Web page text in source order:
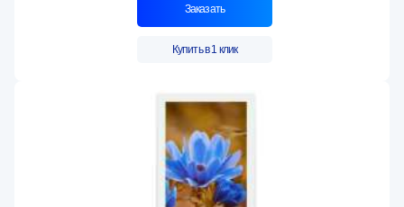
Заказать
Купить в 1 клик